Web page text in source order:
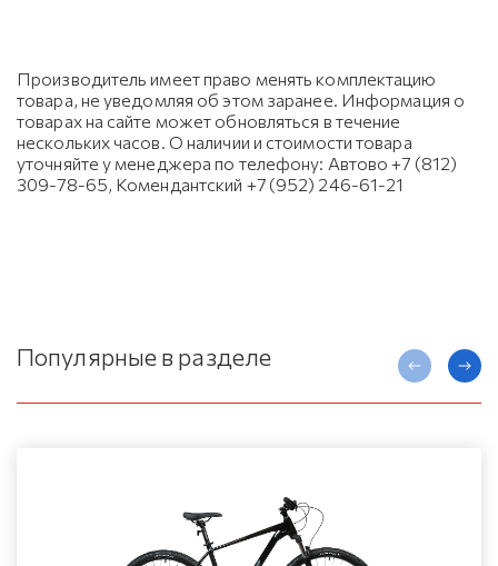
Производитель имеет право менять комплектацию
товара, не уведомляя об этом заранее. Информация о
товарах на сайте может обновляться в течение
нескольких часов. О наличии и стоимости товара
уточняйте у менеджера по телефону: Автово +7 (812)
309-78-65, Комендантский +7 (952) 246-61-21
Популярные в разделе